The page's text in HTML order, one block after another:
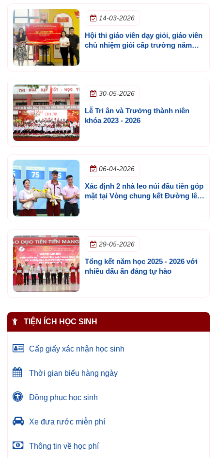
14-03-2026
Hội thi giáo viên dạy giỏi, giáo viên
chủ nhiệm giỏi cấp trường năm
30-05-2026
Lễ Tri ân và Trưởng thành niên
khóa 2023 - 2026
06-04-2026
Xác định 2 nhà leo núi đầu tiên góp
mặt tại Vòng chung kết Đường lên
29-05-2026
Tổng kết năm học 2025 - 2026 với
nhiều dấu ấn đáng tự hào
TIỆN ÍCH HỌC SINH
Cấp giấy xác nhận học sinh
Thời gian biểu hàng ngày
Đồng phục học sinh
Xe đưa rước miễn phí
Thông tin về học phí